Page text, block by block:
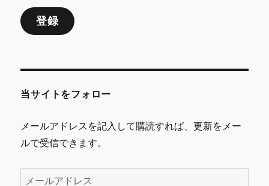
ル
ア
ス
登録
当サイトをフォロー
メールアドレスを記入して購読すれば、更新をメー
ルで受信できます。